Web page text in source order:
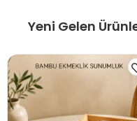
Yeni Gelen